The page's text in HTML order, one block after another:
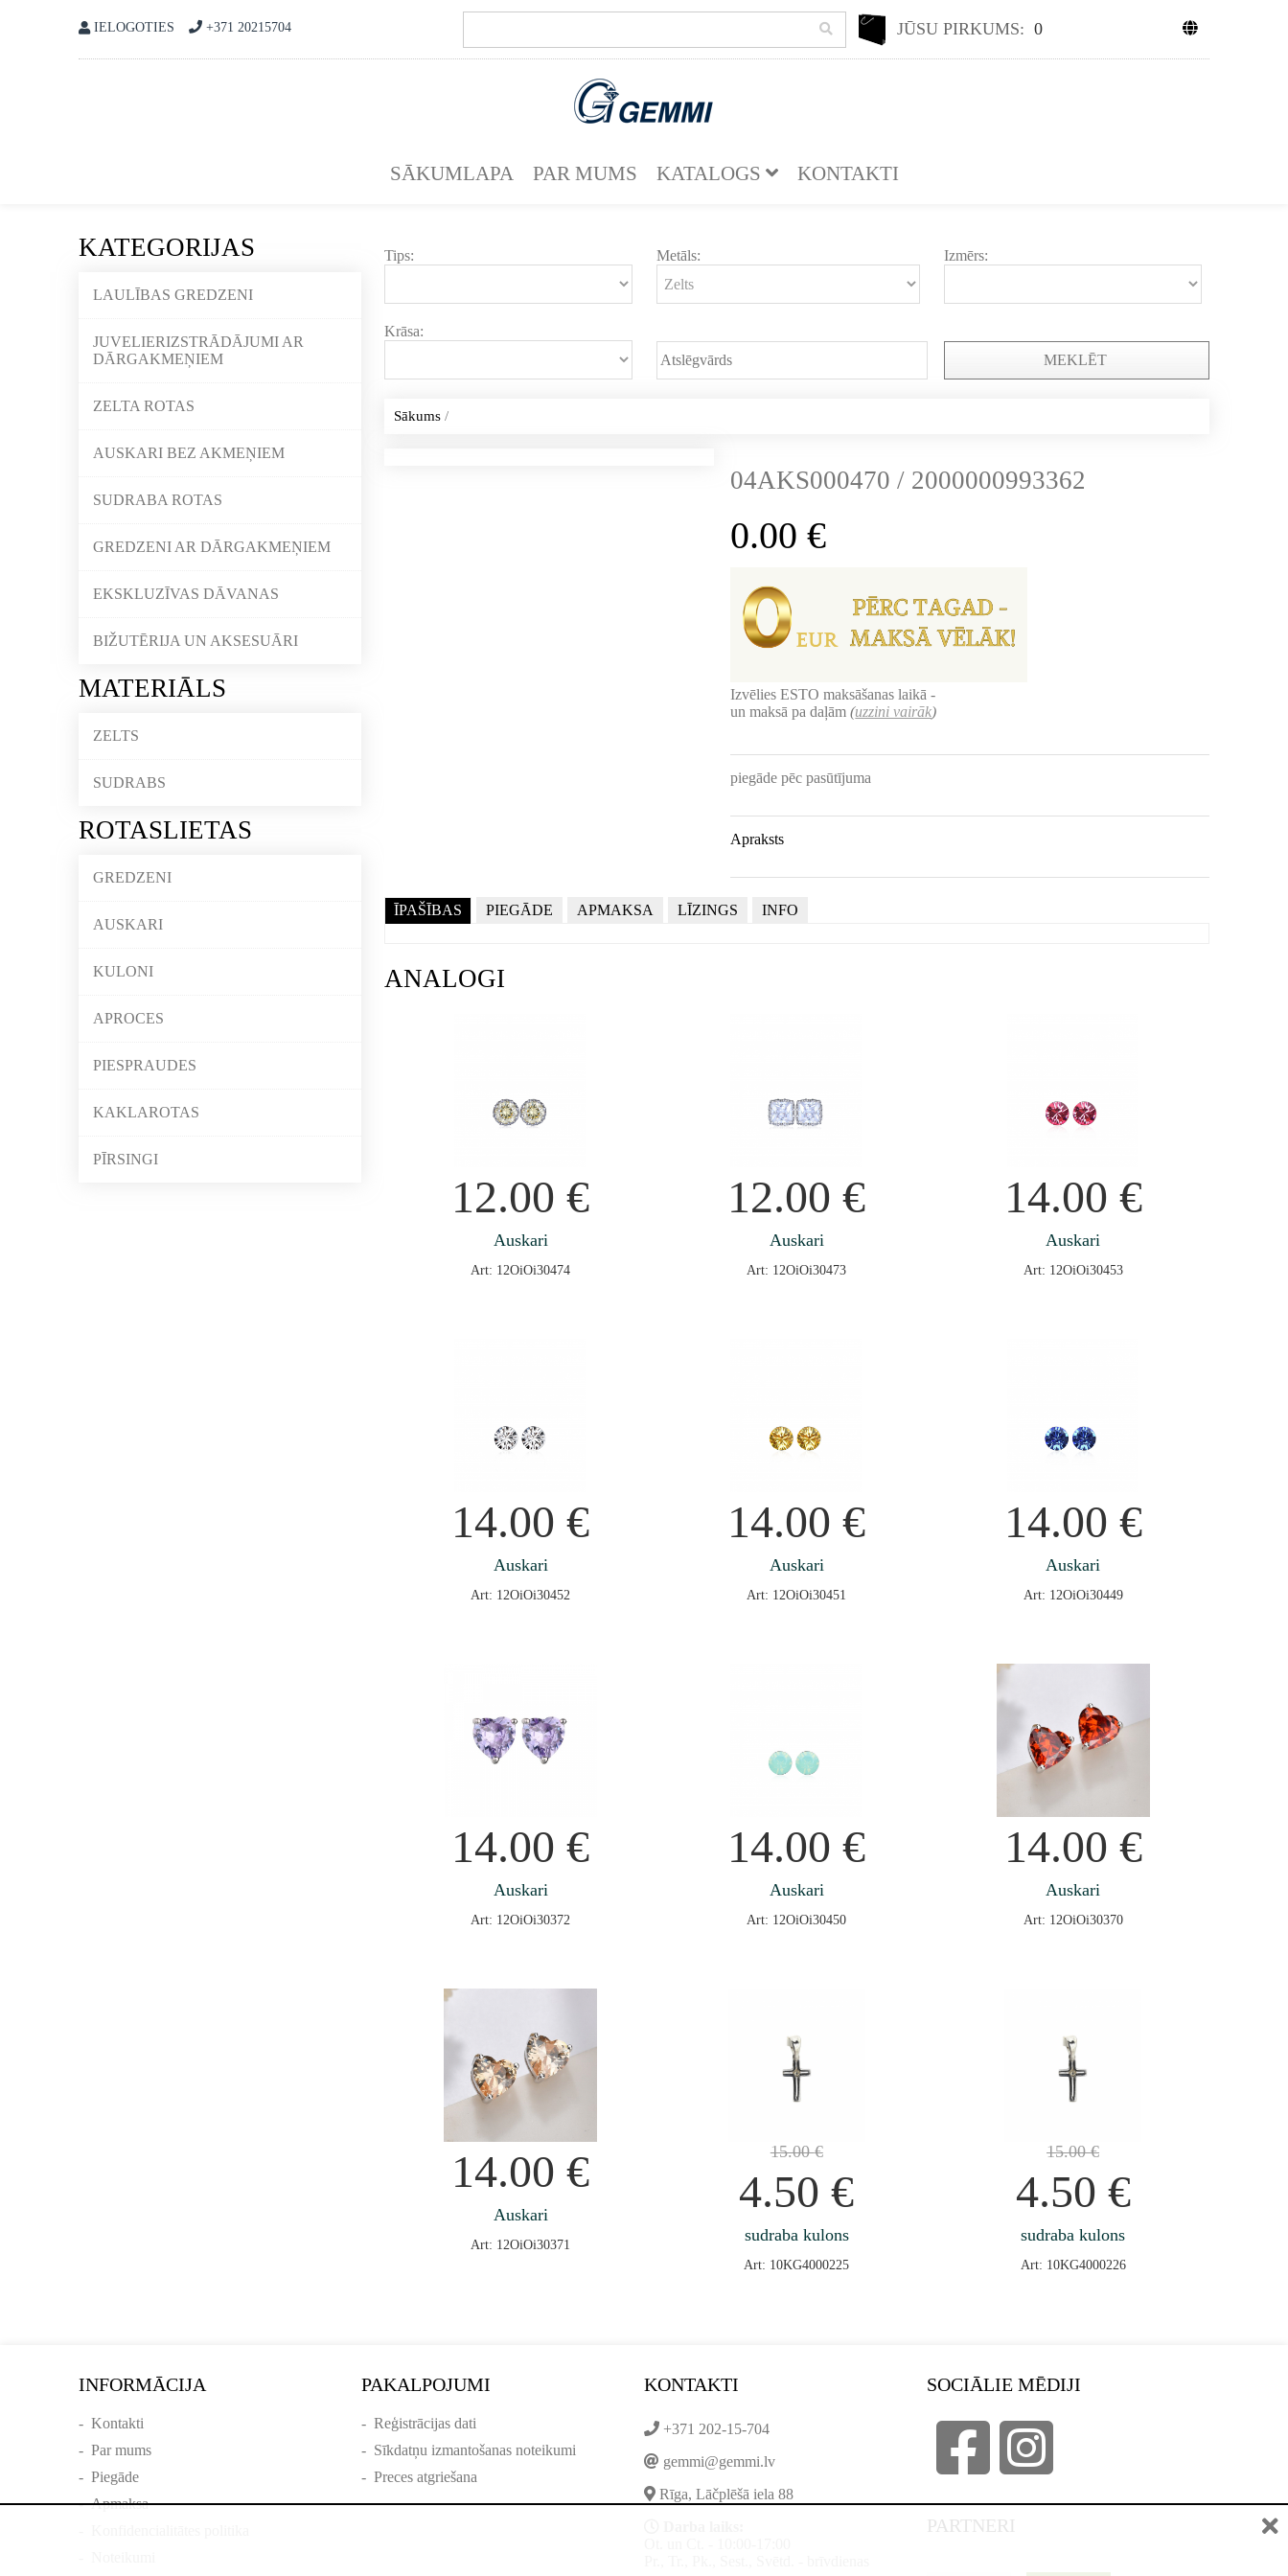
IELOGOTIES +371 20215704 JŪSU PIRKUMS: 0
SĀKUMLAPA PAR MUMS KATALOGS KONTAKTI
KATEGORIJAS
LAULĪBAS GREDZENI
JUVELIERIZSTRĀDĀJUMI AR
DĀRGAKMEŅIEM
ZELTA ROTAS
AUSKARI BEZ AKMEŅIEM
SUDRABA ROTAS
GREDZENI AR DĀRGAKMEŅIEM
EKSKLUZĪVAS DĀVANAS
BIŽUTĒRIJA UN AKSESUĀRI
MATERIĀLS
ZELTS
SUDRABS
ROTASLIETAS
GREDZENI
AUSKARI
KULONI
APROCES
PIESPRAUDES
KAKLAROTAS
PĪRSINGI
Tips: Metāls: Izmērs:
Krāsa:
MEKLĒT
Sākums/
04AKS000470 / 2000000993362
0.00€
Izvēlies ESTO maksāšanas laikā -
un maksā pa daļām(uzzini vairāk)
piegāde pēc pasūtījuma
Apraksts
ĪPAŠĪBAS PIEGĀDE APMAKSA LĪZINGS INFO
ANALOGI
12.00€
Auskari
Art: 12OiOi30474
12.00€
Auskari
Art: 12OiOi30473
14.00 €
Auskari
Art: 12OiOi30453
14.00€
Auskari
Art: 12OiOi30452
14.00€
Auskari
Art: 12OiOi30451
14.00 €
Auskari
Art: 12OiOi30449
14.00€
Auskari
Art: 12OiOi30372
14.00€
Auskari
Art: 12OiOi30450
14.00 €
Auskari
Art: 12OiOi30370
14.00€
Auskari
Art: 12OiOi30371
15.00€
4.50€
sudraba kulons
Art: 10KG4000225
15.00€
4.50 €
sudraba kulons
Art: 10KG4000226
INFORMĀCIJA
- Kontakti
- Par mums
- Piegāde
-Apmaksa
PAKALPOJUMI
- Reģistrācijas dati
- Sīkdatņu izmantošanas noteikumi
- Preces atgriešana
KONTAKTI
+371 202-15-704
gemmi@gemmi.lv
Rīga, Lāčplēšā iela 88
SOCIĀLIE MĒDIJI
PARTNERI